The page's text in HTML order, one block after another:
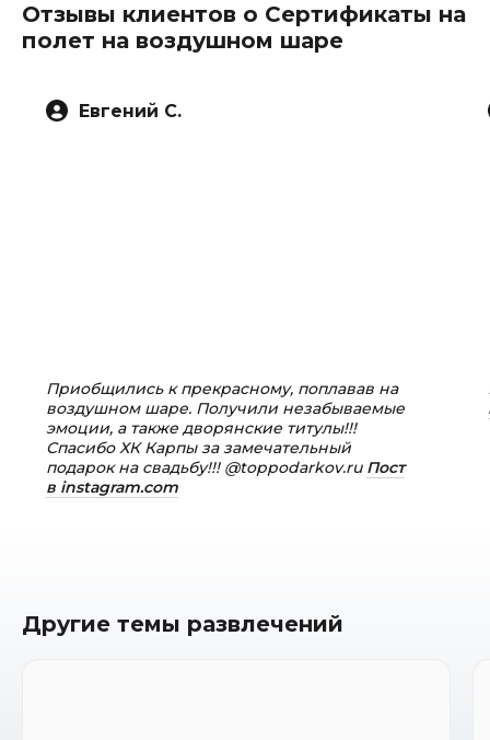
Отзывы клиентов о Сертификаты на
полет на воздушном шаре
Евгений С.
Приобщились к прекрасному, поплавав на
воздушном шаре. Получили незабываемые
эмоции, а также дворянские титулы!!!
Спасибо ХК Карпы за замечательный
подарок на свадьбу!!! @toppodarkov.ru Пост
в instagram.com
Другие темы развлечений